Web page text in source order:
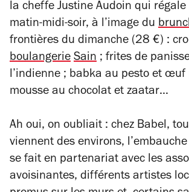
la cheffe Justine Audoin qui
matin-midi-soir, à l’image du
frontières du dimanche (28 €) :
boulangerie Sain ; frites de
l’indienne ; babka au pesto et
mousse au chocolat et zaatar…
Ah oui, on oubliait : chez Babel,
viennent des environs,
se fait en partenariat avec les
avoisinantes, différents artistes